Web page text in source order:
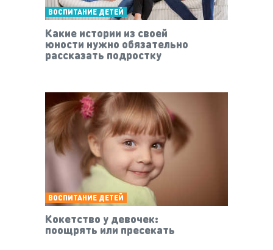
ВОСПИТАНИЕ ДЕТЕЙ
Какие истории из своей
юности нужно обязательно
рассказать подростку
ВОСПИТАНИЕ ДЕТЕЙ
Кокетство у девочек:
поощрять или пресекать